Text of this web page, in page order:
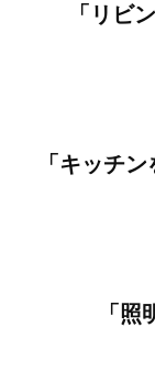
「リビ
「キッチ
「照